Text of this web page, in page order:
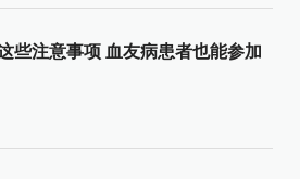
些注意事项 血友病患者也能参加